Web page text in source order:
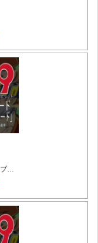
超高確率モード｢スクランブルモード｣